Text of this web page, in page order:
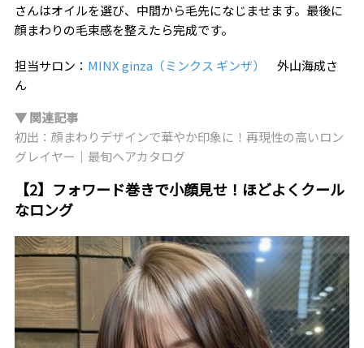
さんはオイルを選び、中間から毛先になじませます。最後に
顔まわりの毛束感を整えたら完成です。
担当サロン： MINX ginza（ミンクス ギンザ）
外山海成さ
ん
▼ 関連記事
初出：顔まわりデザインで華やか印象に！再現性の高いロン
グレイヤー｜最旬ヘアカタログ
【2】フォワード巻きで小顔見せ！ほどよくクール
なロング